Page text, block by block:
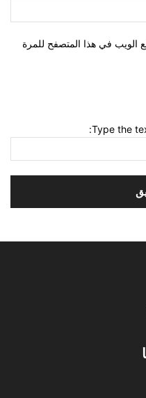
الويب في هذا المتصفح للمرة
Type the